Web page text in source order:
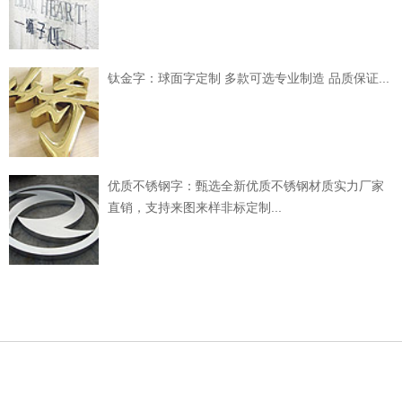
钛金字：球面字定制 多款可选专业制造 品质保证...
优质不锈钢字：甄选全新优质不锈钢材质实力厂家
直销，支持来图来样非标定制...